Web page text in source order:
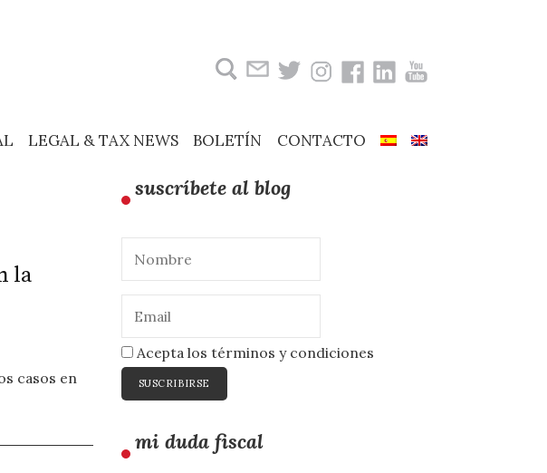
LEGAL & TAX NEWS BOLETÍN CONTACTO
la
casos en
suscríbete al blog
Acepta los términos y condiciones
mi duda fiscal